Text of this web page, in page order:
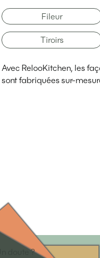
Fileur
Tiroirs
Avec RelooKitchen, les
sont fabriquées sur-
Un doute ?